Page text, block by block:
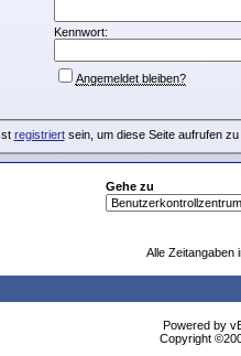
Kennwort:
Angemeldet bleiben?
registriertsein, um diese Seite aufrufen zu
Gehe zu
Alle Zeitangaben
Powered by
Copyright